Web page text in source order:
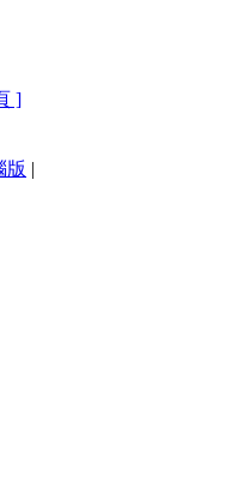
]
版 |